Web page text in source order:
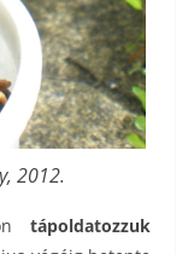
2012.
tápoldatozzuk